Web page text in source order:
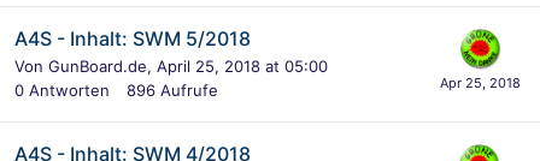
A4S - Inhalt: SWM 5/2018
Von GunBoard.de, April 25, 2018 at 05:00
0 Antworten 896 Aufrufe
A4S - Inhalt: SWM 4/2018